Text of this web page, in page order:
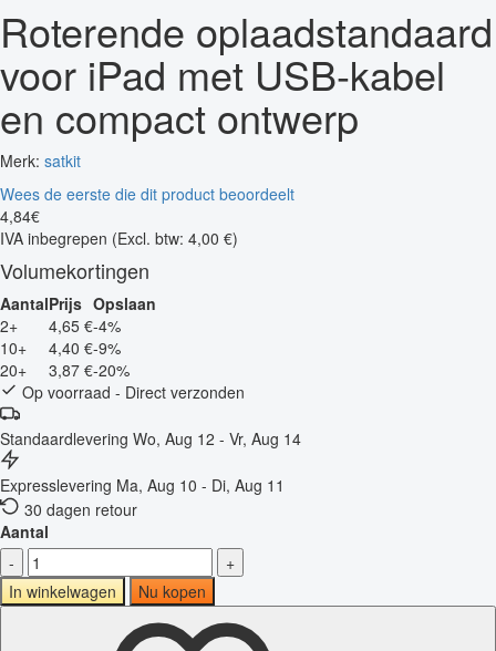
Roterende oplaadstandaard
voor iPad met USB-kabel
en compact ontwerp
Merk: satkit
Wees de eerste die dit product beoordeelt
4,84€
IVA inbegrepen (Excl. btw: 4,00 €)
Volumekortingen
AantalPrijs Opslaan
2+
4,65 €-4%
10+
4,40 €-9%
20+
3,87 €-20%
Op voorraad - Direct verzonden
Standaardlevering Wo, Aug 12 - Vr, Aug 14
Expresslevering Ma, Aug 10 - Di, Aug 11
30 dagen retour
Aantal
-
+
In winkelwagen
Nu kopen